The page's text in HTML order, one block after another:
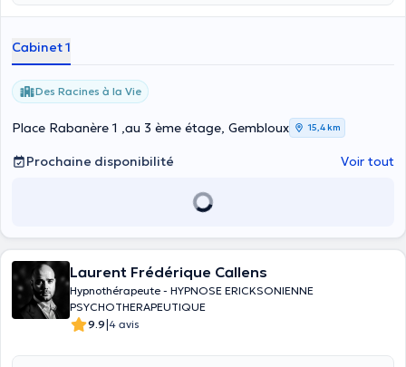
Cabinet 1
Des Racines à la Vie
Place Rabanère 1 ,au 3 ème étage, Gembloux 15,4 km
Prochaine disponibilité Voir tout
Laurent Frédérique Callens
Hypnothérapeute - HYPNOSE ERICKSONIENNE
PSYCHOTHERAPEUTIQUE
9.9|4 avis